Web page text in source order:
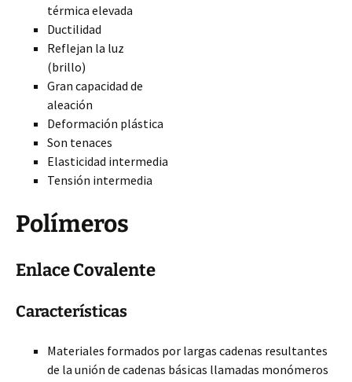
térmica elevada
Ductilidad
Reflejan la luz
(brillo)
Gran capacidad de
aleación
Deformación plástica
Son tenaces
Elasticidad intermedia
Tensión intermedia
Polímeros
Enlace Covalente
Características
Materiales formados por largas cadenas resultantes
de la unión de cadenas básicas llamadas monómeros